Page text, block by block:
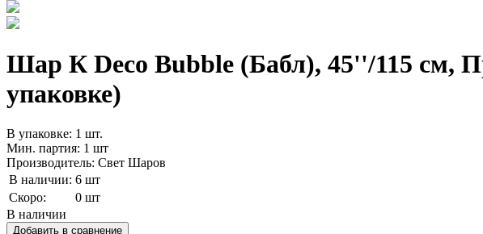
Шар К Deco Bubble (Бабл), 45''/115 см,
упаковке)
В упаковке: 1 шт.
Мин. партия: 1 шт
Производитель: Свет Шаров
В наличии: 6 шт
Скоро:
0 шт
В наличии
Добавить в сравнение